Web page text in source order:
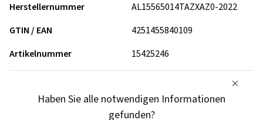
Herstellernummer
AL15565014TAZXAZ0-2022
GTIN / EAN
4251455840109
Artikelnummer
15425246
Haben Sie alle notwendigen Informationen
gefunden?